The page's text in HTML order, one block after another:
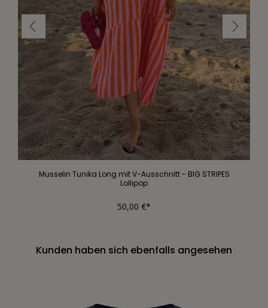
Musselin Tunika Long mit V-Ausschnitt - BIG STRIPES
Lollipop
50,00 €*
Kunden haben sich ebenfalls angesehen